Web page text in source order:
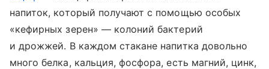
напиток, который получают с помощью особых
«кефирных зерен» — колоний бактерий
и дрожжей. В каждом стакане напитка довольно
много белка, кальция, фосфора, есть магний, цинк,